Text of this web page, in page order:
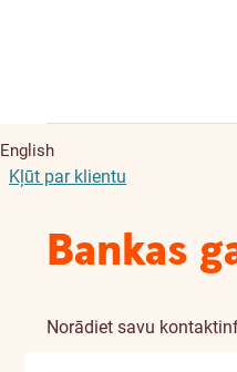
English
Kļūt par klientu
Bankas
Norādiet savu